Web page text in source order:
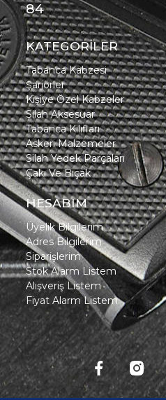
84
KATEGORİLER
Tabanca Kabzesi
Şarjörler
Kişiye Özel Kabzeler
Silah Aksesuar
Tabanca Kılıfları
Askeri Malzemeler
Silah Yedek Parçaları
Çakı Ve Bıçak
HESABIM
Üyelik Bilgilerim
Adres Bilgilerim
Siparişlerim
Stok Alarm Listem
Alışveriş Listem
Fiyat Alarm Listem